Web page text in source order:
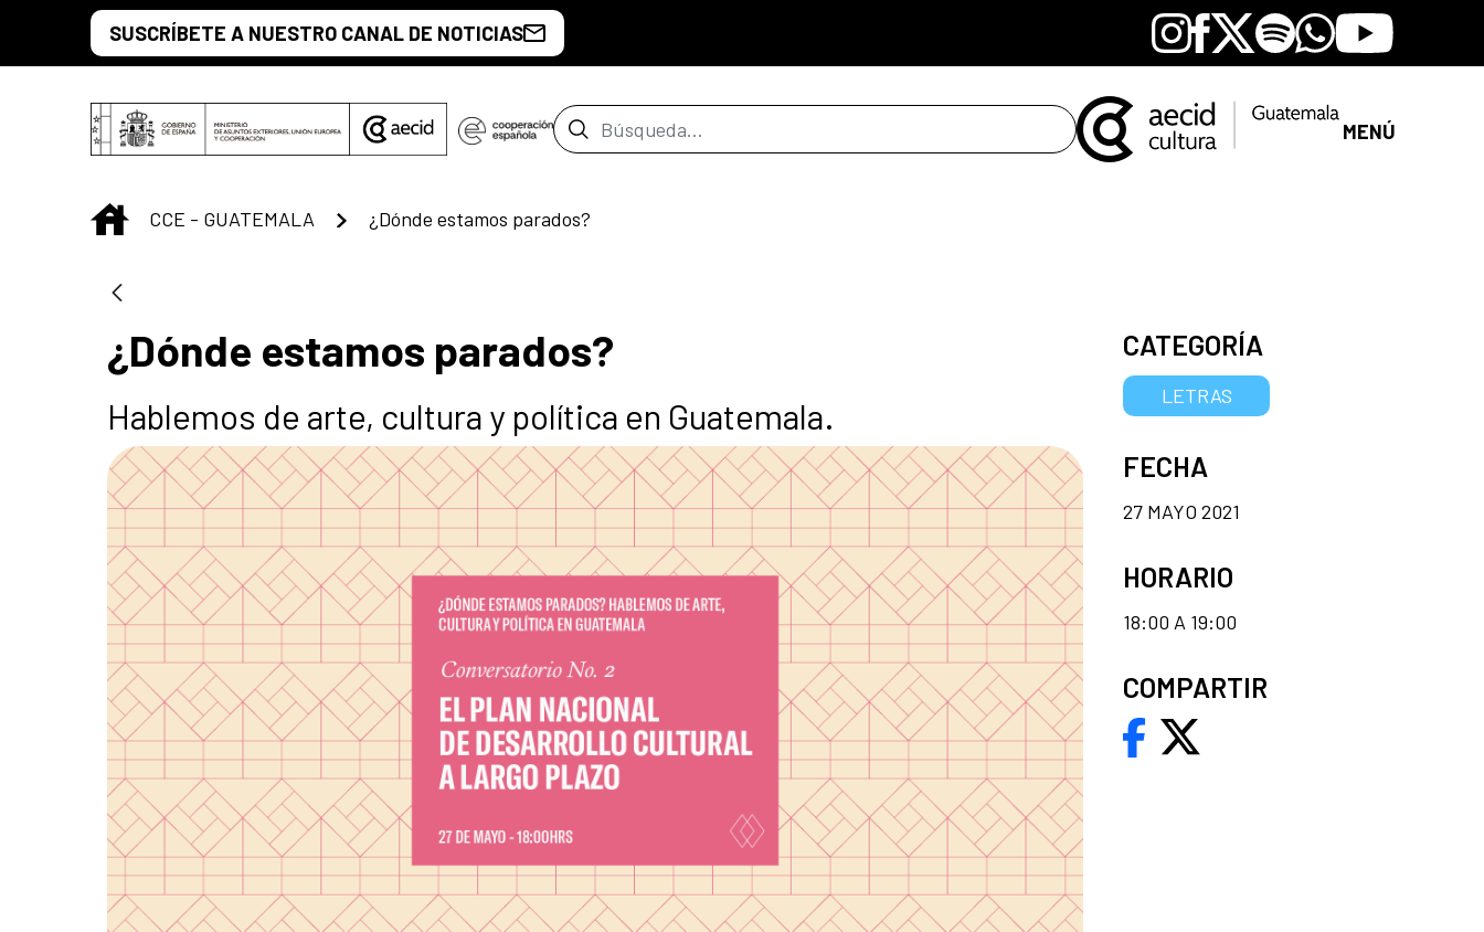
Saltar al contenido principal
SUSCRÍBETE A NUESTRO CANAL DE NOTICIAS Instagram
Facebook
X SpotifyWhatsapp
Youtube
Barra de búsqueda MENÚ
INICIO
CCE - GUATEMALA ¿Dónde estamos parados?
¿Dónde estamos parados?
Hablemos de arte, cultura y política en Guatemala.
CATEGORÍA
LETRAS
FECHA
27 MAYO 2021
HORARIO
18:00 A 19:00
COMPARTIR